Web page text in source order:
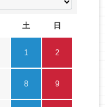
土 日
1 2
8 9